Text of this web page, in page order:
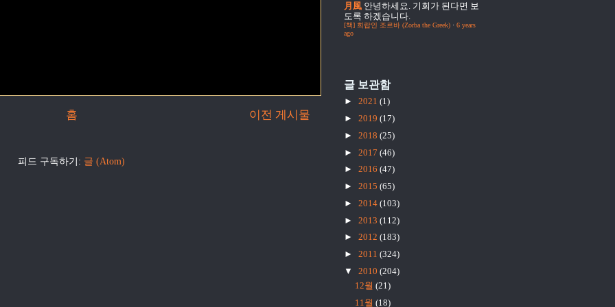
이전 게시물
홈
피드 구독하기: 글 (Atom)
月風 안녕하세요. 기회가 된다면 보
도록 하겠습니다.
[책] 희랍인 조르바 (Zorba the Greek) · 6 years
ago
글 보관함
► 2021 (1)
► 2019 (17)
► 2018 (25)
► 2017 (46)
► 2016 (47)
► 2015 (65)
► 2014 (103)
► 2013 (112)
► 2012 (183)
► 2011 (324)
▼ 2010 (204)
12월 (21)
11월 (18)